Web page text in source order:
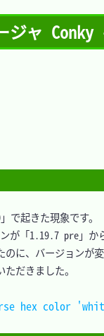
ジャ
で起きた現象です。
が「1.19.7 pre」か
に、バージョンが変
だきました。
hex color